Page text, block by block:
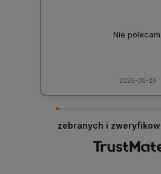
Nie polecam.
2026-05-29
zebranych i